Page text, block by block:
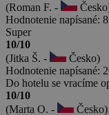
(Roman F. -
Hodnotenie napísané:
Super
10/10
(Jitka Š. -
Česko)
Hodnotenie napísané:
Do hotelu se vracíme
10/10
(Marta O. -
Česko)